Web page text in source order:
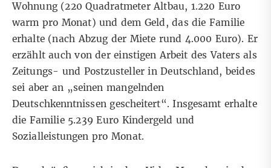
Wohnung (220 Quadratmeter Altbau, 1.220 Euro
warm pro Monat) und dem Geld, das die Familie
erhalte (nach Abzug der Miete rund 4.000 Euro). Er
erzählt auch von der einstigen Arbeit des Vaters als
Zeitungs- und Postzusteller in Deutschland, beides
sei aber an „seinen mangelnden
Deutschkenntnissen gescheitert“. Insgesamt erhalte
die Familie 5.239 Euro Kindergeld und
Sozialleistungen pro Monat.